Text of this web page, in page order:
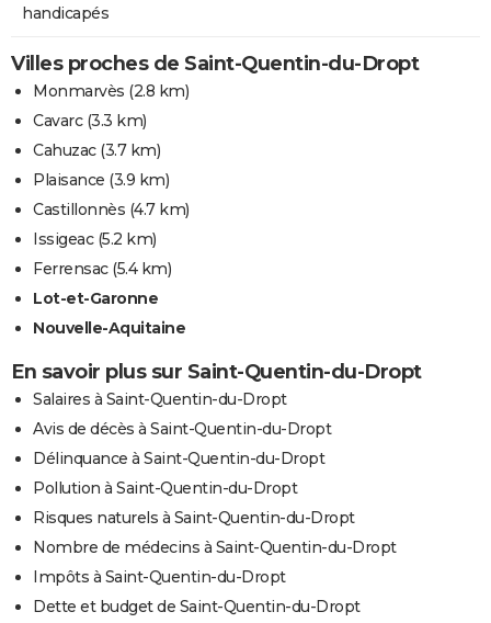
handicapés
Villes proches de Saint-Quentin-du-Dropt
Monmarvès (2.8 km)
Cavarc(3.3 km)
Cahuzac(3.7 km)
Plaisance (3.9 km)
Castillonnès (4.7 km)
Issigeac(5.2 km)
Ferrensac(5.4 km)
Lot-et-Garonne
Nouvelle-Aquitaine
En savoir plus sur Saint-Quentin-du-Dropt
Salaires à Saint-Quentin-du-Dropt
Avis de décès à Saint-Quentin-du-Dropt
Délinquance à Saint-Quentin-du-Dropt
Pollution à Saint-Quentin-du-Dropt
Risques naturels à Saint-Quentin-du-Dropt
Nombre de médecins à Saint-Quentin-du-Dropt
Impôts à Saint-Quentin-du-Dropt
Dette et budget de Saint-Quentin-du-Dropt